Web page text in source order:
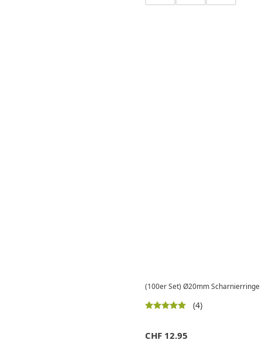
(100er Set) Ø20mm Scharnierringe
(4)
CHF 12.95